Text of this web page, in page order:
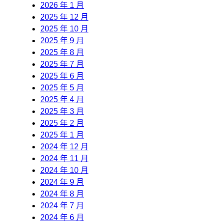
2026 年 1 月
2025 年 12 月
2025 年 10 月
2025 年 9 月
2025 年 8 月
2025 年 7 月
2025 年 6 月
2025 年 5 月
2025 年 4 月
2025 年 3 月
2025 年 2 月
2025 年 1 月
2024 年 12 月
2024 年 11 月
2024 年 10 月
2024 年 9 月
2024 年 8 月
2024 年 7 月
2024 年 6 月